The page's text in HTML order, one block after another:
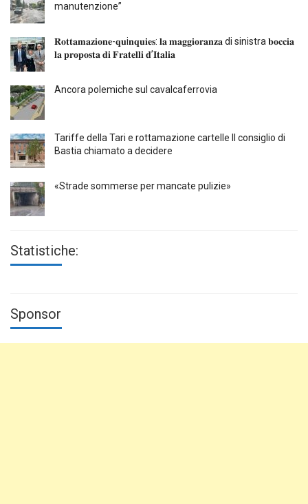
manutenzione”
𝐑𝐨𝐭𝐭𝐚𝐦𝐚𝐳𝐢𝐨𝐧𝐞-𝐪𝐮i𝐧𝐪𝐮𝐢𝐞𝐬: 𝐥𝐚 𝐦𝐚𝐠𝐠𝐢𝐨𝐫𝐚𝐧𝐳𝐚 di sinistra 𝐛𝐨𝐜𝐜𝐢𝐚
𝐥𝐚 𝐩𝐫𝐨𝐩𝐨𝐬𝐭𝐚 𝐝𝐢 𝐅𝐫𝐚𝐭𝐞𝐥𝐥𝐢 𝐝’𝐈𝐭𝐚𝐥𝐢𝐚
Ancora polemiche sul cavalcaferrovia
Tariffe della Tari e rottamazione cartelle Il consiglio di
Bastia chiamato a decidere
«Strade sommerse per mancate pulizie»
Statistiche:
Sponsor